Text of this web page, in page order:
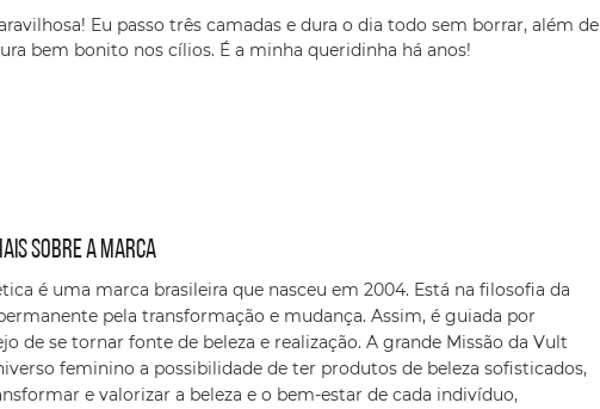
Eu passo três camadas e dura o dia todo sem borrar, além de
bem bonito nos cílios. É a minha queridinha há anos!
sobre a marca
é uma marca brasileira que nasceu em 2004. Está na filosofia da
pela transformação e mudança. Assim, é guiada por
de se tornar fonte de beleza e realização. A grande Missão da Vult
feminino a possibilidade de ter produtos de beleza sofisticados,
e valorizar a beleza e o bem-estar de cada indivíduo,